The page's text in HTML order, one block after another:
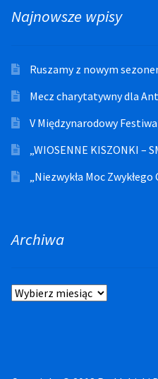
Najnowsze wpisy
Ruszamy z nowym
Mecz charytatywny dla
V Międzynarodowy
„WIOSENNE KISZONKI –
„Niezwykła Moc
Archiwa
Archiwa